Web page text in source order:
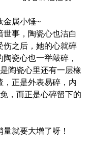
金属小锤~
事，陶瓷心也洁白
伤之后，她的心就碎
瓷心也一举敲碎，
陶瓷心里还有一层橡
，正是外表易碎，内
，而正是心碎留下的
就要大增了呀！